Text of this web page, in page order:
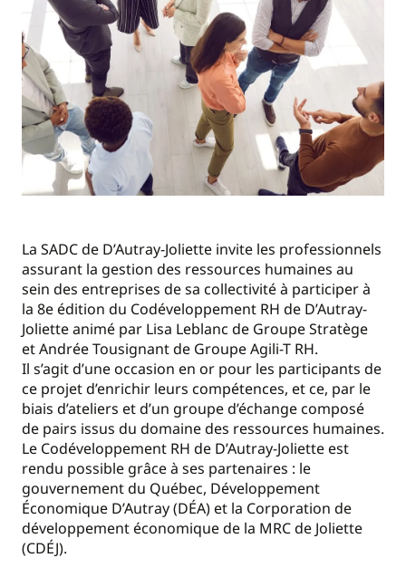
La SADC de D’Autray-Joliette invite les professionnels
assurant la gestion des ressources humaines au
sein des entreprises de sa collectivité à participer à
la 8e édition du Codéveloppement RH de D’Autray-
Joliette animé par Lisa Leblanc de Groupe Stratège
et Andrée Tousignant de Groupe Agili-T RH.
Il s’agit d’une occasion en or pour les participants de
ce projet d’enrichir leurs compétences, et ce, par le
biais d’ateliers et d’un groupe d’échange composé
de pairs issus du domaine des ressources humaines.
Le Codéveloppement RH de D’Autray-Joliette est
rendu possible grâce à ses partenaires : le
gouvernement du Québec, Développement
Économique D’Autray (DÉA) et la Corporation de
développement économique de la MRC de Joliette
(CDÉJ).